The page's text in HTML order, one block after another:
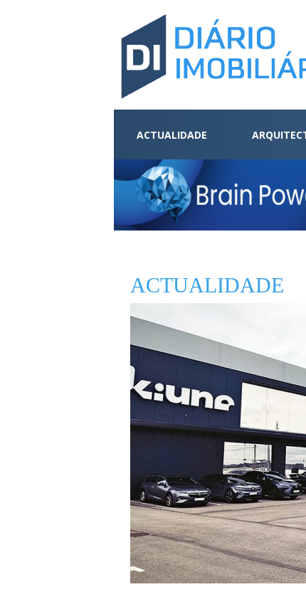
ACTUALIDADE
ACTUALIDADE